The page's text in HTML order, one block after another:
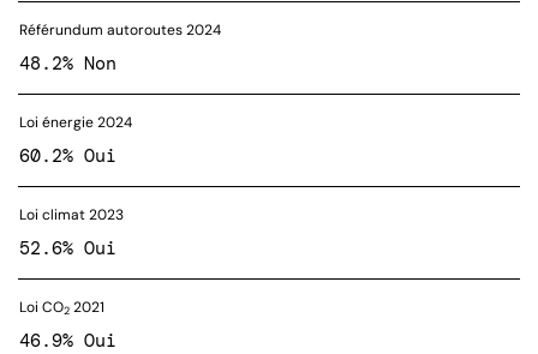
Référundum autoroutes 2024
48.2% Non
Loi énergie 2024
60.2% Oui
Loi climat 2023
52.6% Oui
Loi CO2 2021
46.9% Oui